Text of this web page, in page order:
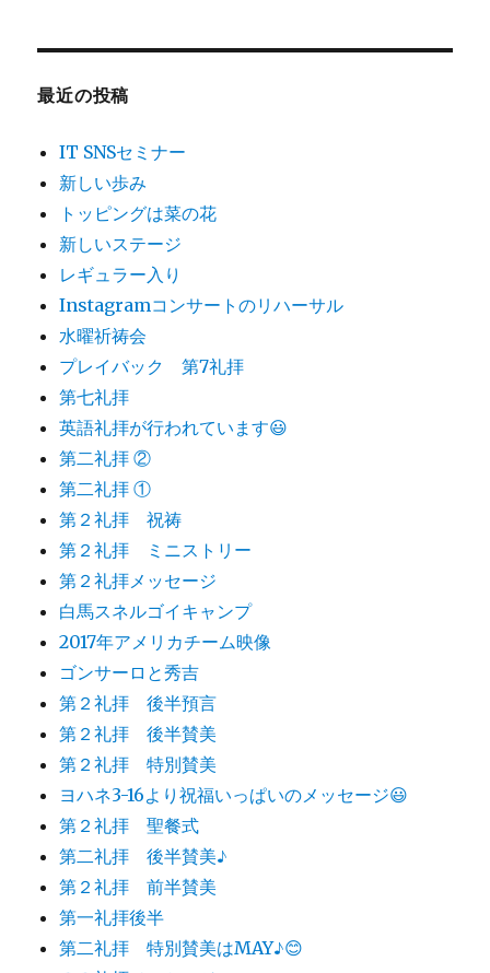
象:
最近の投稿
IT SNSセミナー
新しい歩み
トッピングは菜の花
新しいステージ
レギュラー入り
Instagramコンサートのリハーサル
水曜祈祷会
プレイバック 第7礼拝
第七礼拝
英語礼拝が行われています😃
第二礼拝 ②
第二礼拝 ①
第２礼拝 祝祷
第２礼拝 ミニストリー
第２礼拝メッセージ
白馬スネルゴイキャンプ
2017年アメリカチーム映像
ゴンサーロと秀吉
第２礼拝 後半預言
第２礼拝 後半賛美
第２礼拝 特別賛美
ヨハネ3-16より祝福いっぱいのメッセージ😃
第２礼拝 聖餐式
第二礼拝 後半賛美♪
第２礼拝 前半賛美
第一礼拝後半
第二礼拝 特別賛美はMAY♪😊